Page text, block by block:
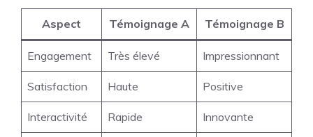
Aspect Témoignage A Témoignage B
Engagement Très élevé Impressionnant
Satisfaction Haute Positive
Interactivité Rapide Innovante